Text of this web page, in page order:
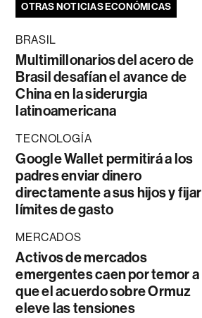
OTRAS NOTICIAS ECONÓMICAS
BRASIL
Multimillonarios del acero de
Brasil desafían el avance de
China en la siderurgia
latinoamericana
TECNOLOGÍA
Google Wallet permitirá a los
padres enviar dinero
directamente a sus hijos y fijar
límites de gasto
MERCADOS
Activos de mercados
emergentes caen por temor a
que el acuerdo sobre Ormuz
eleve las tensiones